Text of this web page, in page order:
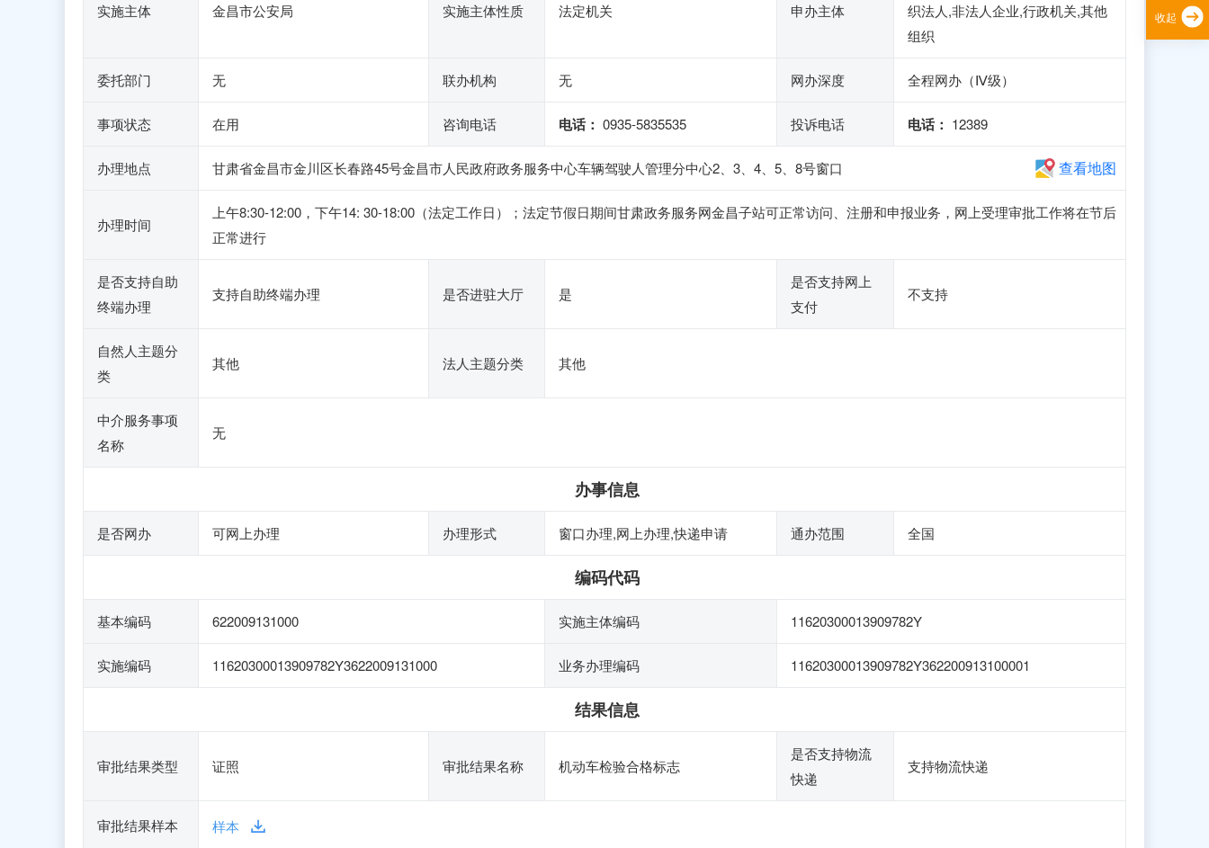
实施主体 金昌市公安局 实施主体性质 法定机关 申办主体
织法人,非法人企业,行政机关,其他
组织
委托部门 无 联办机构 无 网办深度 全程网办（Ⅳ级）
事项状态 在用 咨询电话 电话： 0935-5835535 投诉电话 电话： 12389
办理地点 甘肃省金昌市金川区长春路45号金昌市人民政府政务服务中心车辆驾驶人管理分中心2、3、4、5、8号窗口 查看地图
办理时间
上午8:30-12:00，下午14: 30-18:00（法定工作日）；法定节假日期间甘肃政务服务网金昌子站可正常访问、注册和申报业务，网上受理审批工作将在节后
正常进行
是否支持自助
终端办理
支持自助终端办理 是否进驻大厅 是
是否支持网上
支付
不支持
自然人主题分
类
其他 法人主题分类 其他
中介服务事项
名称
无
办事信息
是否网办 可网上办理 办理形式 窗口办理,网上办理,快递申请 通办范围 全国
编码代码
基本编码 622009131000 实施主体编码 11620300013909782Y
实施编码 11620300013909782Y3622009131000 业务办理编码 11620300013909782Y362200913100001
结果信息
审批结果类型 证照 审批结果名称 机动车检验合格标志
是否支持物流
快递
支持物流快递
审批结果样本 样本
收起